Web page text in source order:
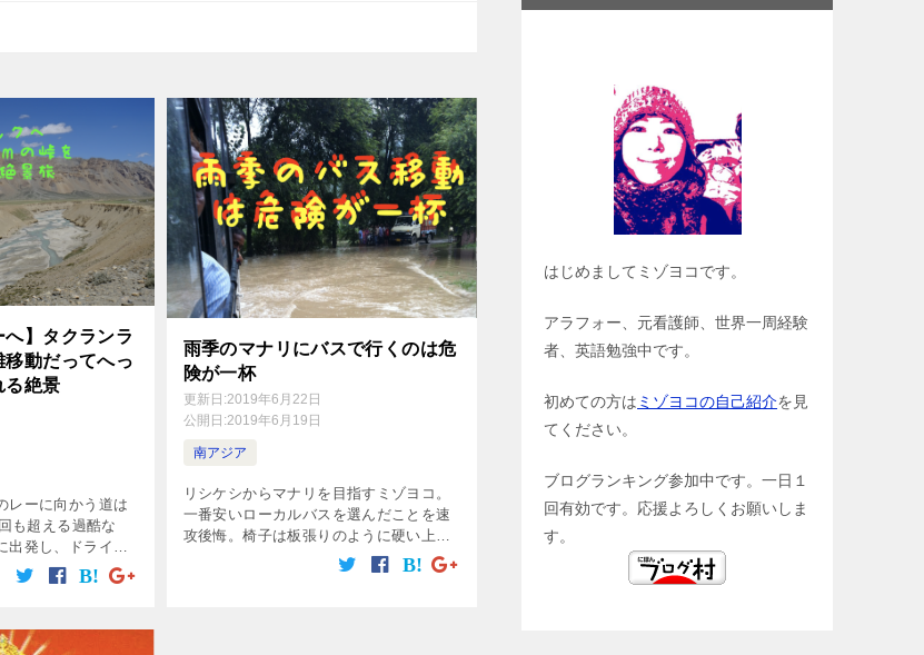
へ】タクランラ
動だってへっ
る絶景
レーに向かう道は
も超える過酷な
出発し、ドライバ
ま走るため極寒。
のミゾヨコは寒さ
雨季のマナリにバスで行くのは危
険が一杯
更新日:2019年6月22日
公開日:2019年6月19日
南アジア
リシケシからマナリを目指すミゾヨコ。
一番安いローカルバスを選んだことを速
攻後悔。椅子は板張りのように硬い上、
サスペンションの機能してないおんぼろ
バスに揺られてお尻が悲鳴を上げる。そ
はじめましてミゾヨコです。
アラフォー、元看護師、世界一周経験
者、英語勉強中です。
初めての方は ミゾヨコの自己紹介を見
てください。
ブログランキング参加中です。一日１
回有効です。応援よろしくお願いしま
す。